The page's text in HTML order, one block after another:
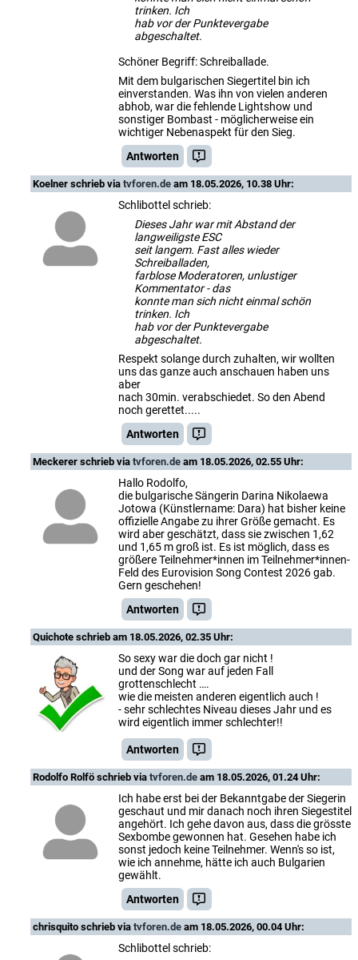
trinken. Ich
hab vor der Punktevergabe
abgeschaltet.
Schöner Begriff: Schreiballade.
Mit dem bulgarischen Siegertitel bin ich
einverstanden. Was ihn von vielen anderen
abhob, war die fehlende Lightshow und
sonstiger Bombast - möglicherweise ein
wichtiger Nebenaspekt für den Sieg.
Antworten
Koelner schrieb via tvforen.de am 18.05.2026, 10.38 Uhr:
Schlibottel schrieb:
Dieses Jahr war mit Abstand der
langweiligste ESC
seit langem. Fast alles wieder
Schreiballaden,
farblose Moderatoren, unlustiger
Kommentator - das
konnte man sich nicht einmal schön
trinken. Ich
hab vor der Punktevergabe
abgeschaltet.
Respekt solange durch zuhalten, wir wollten
uns das ganze auch anschauen haben uns
aber
nach 30min. verabschiedet. So den Abend
noch gerettet.....
Antworten
Meckerer schrieb via tvforen.de am 18.05.2026, 02.55 Uhr:
Hallo Rodolfo,
die bulgarische Sängerin Darina Nikolaewa
Jotowa (Künstlername: Dara) hat bisher keine
offizielle Angabe zu ihrer Größe gemacht. Es
wird aber geschätzt, dass sie zwischen 1,62
und 1,65 m groß ist. Es ist möglich, dass es
größere Teilnehmer*innen im Teilnehmer*innen-
Feld des Eurovision Song Contest 2026 gab.
Gern geschehen!
Antworten
Quichote schrieb am 18.05.2026, 02.35 Uhr:
So sexy war die doch gar nicht !
und der Song war auf jeden Fall
grottenschlecht ….
wie die meisten anderen eigentlich auch !
- sehr schlechtes Niveau dieses Jahr und es
wird eigentlich immer schlechter!!
Antworten
Rodolfo Rolfö schrieb via tvforen.de am 18.05.2026, 01.24 Uhr:
Ich habe erst bei der Bekanntgabe der Siegerin
geschaut und mir danach noch ihren Siegestitel
angehört. Ich gehe davon aus, dass die grösste
Sexbombe gewonnen hat. Gesehen habe ich
sonst jedoch keine Teilnehmer. Wenn's so ist,
wie ich annehme, hätte ich auch Bulgarien
gewählt.
Antworten
chrisquito schrieb via tvforen.de am 18.05.2026, 00.04 Uhr:
Schlibottel schrieb: